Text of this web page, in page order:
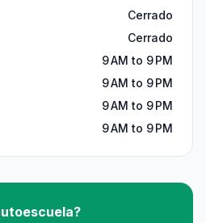
Cerrado
Cerrado
9 AM to 9 PM
9 AM to 9 PM
9 AM to 9 PM
9 AM to 9 PM